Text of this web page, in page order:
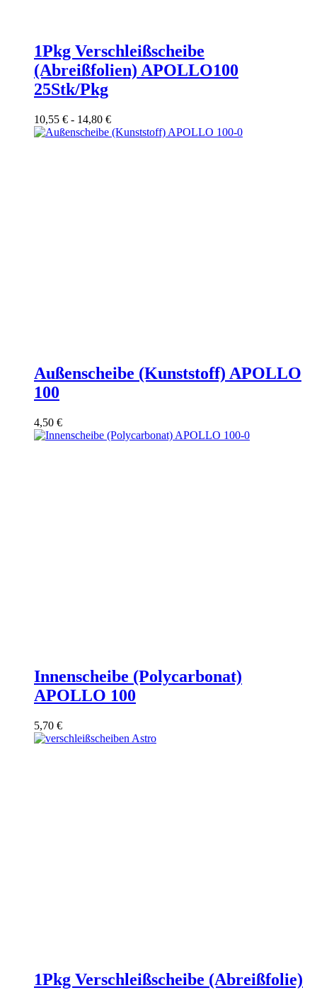
1Pkg Verschleißscheibe
(Abreißfolien) APOLLO100
25Stk/Pkg
10,55 € - 14,80 €
Außenscheibe (Kunststoff) APOLLO
100
4,50 €
Innenscheibe (Polycarbonat)
APOLLO 100
5,70 €
1Pkg Verschleißscheibe (Abreißfolie)